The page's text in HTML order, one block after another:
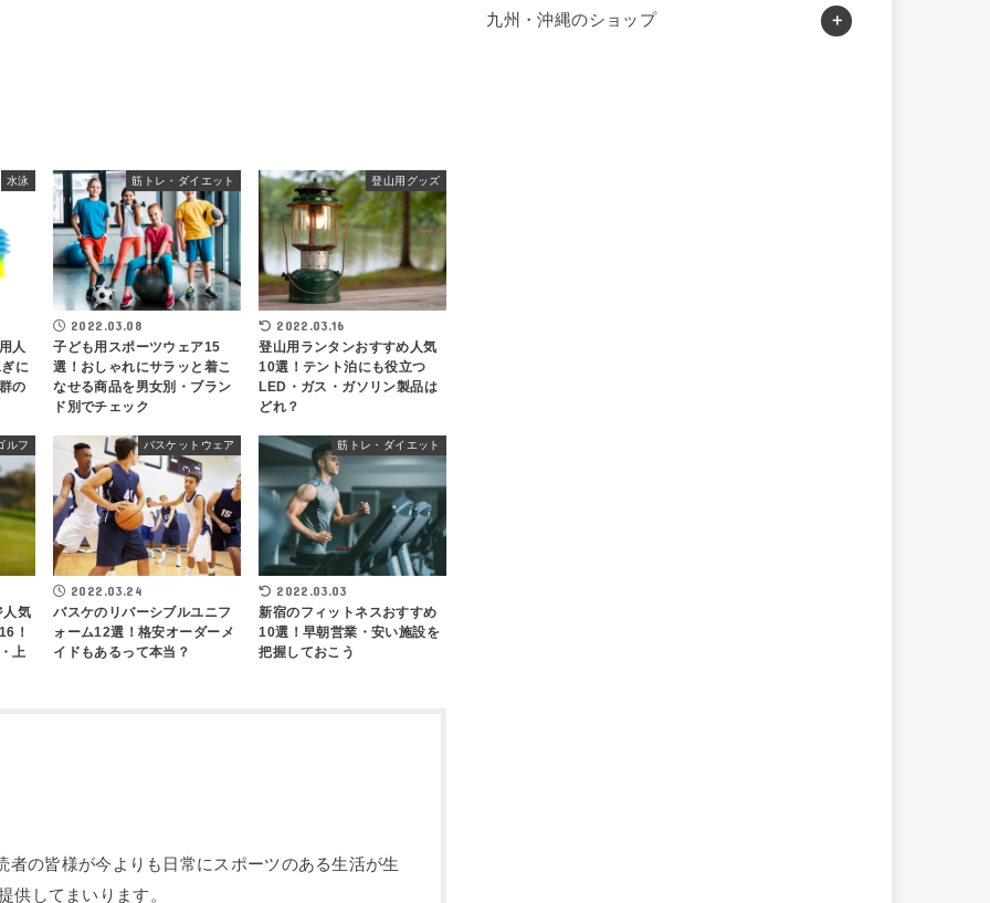
水泳
人
に
の
筋トレ・ダイエット
2022.03.08
子ども用スポーツウェア15
選！おしゃれにサラッと着こ
なせる商品を男女別・ブラン
ド別でチェック
登山用グッズ
2022.03.16
登山用ランタンおすすめ人気
10選！テント泊にも役立つ
LED・ガス・ガソリン製品は
どれ？
ルフ
人気
！
上
バスケットウェア
2022.03.24
バスケのリバーシブルユニフ
ォーム12選！格安オーダーメ
イドもあるって本当？
筋トレ・ダイエット
2022.03.03
新宿のフィットネスおすすめ
10選！早朝営業・安い施設を
把握しておこう
者の皆様が今よりも日常にスポーツのある生活が生
供してまいります。
九州・沖縄のショップ